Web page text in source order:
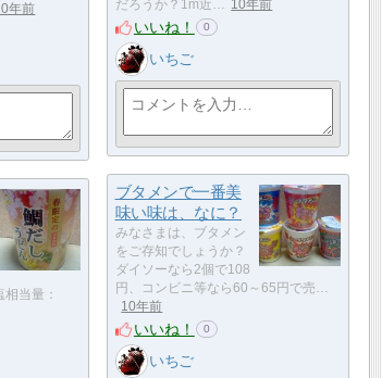
だろうか？1m近… 10年前
いいね！ 0
いちご
年前
ブタメンで一番美
味い味は、なに？
みなさまは、ブタメン
をご存知でしょうか？
ダイソーなら2個で108
円、コンビニ等なら60～65円で売…
10年前
いいね！ 0
いちご
当量：